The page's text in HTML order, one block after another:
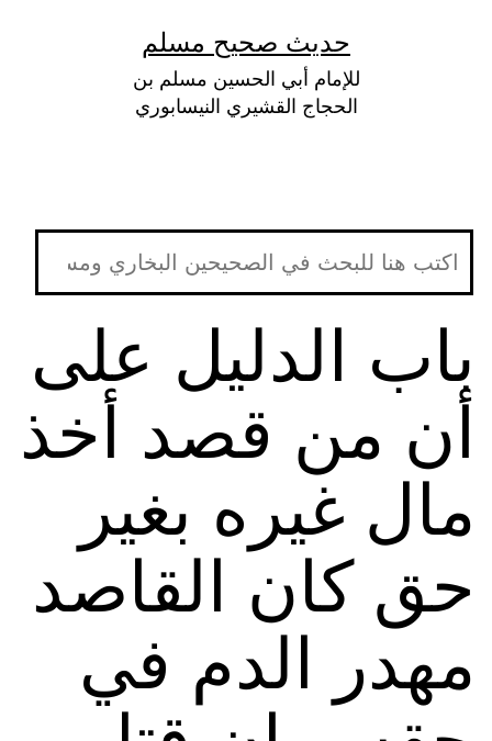
حديث صحيح مسلم
للإمام أبي الحسين مسلم بن
الحجاج القشيري النيسابوري
باب الدليل على
أن من قصد أخذ
مال غيره بغير
حق كان القاصد
مهدر الدم في